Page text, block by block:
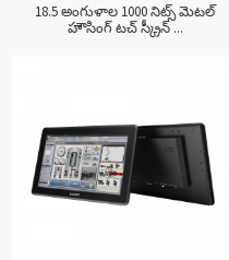
18.5 అంగుళాల 1000 నిట్స్ మెటల్
హౌసింగ్ టచ్ స్క్రీన్ ...